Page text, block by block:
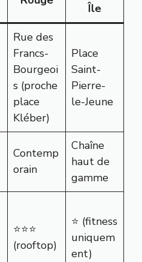
Île
Rue des
Francs-
Bourgeoi
s (proche
place
Kléber)
Place
Saint-
Pierre-
le-Jeune
Contemp
orain
Chaîne
haut de
gamme
⭐⭐⭐
(rooftop)
⭐ (fitness
uniquem
ent)